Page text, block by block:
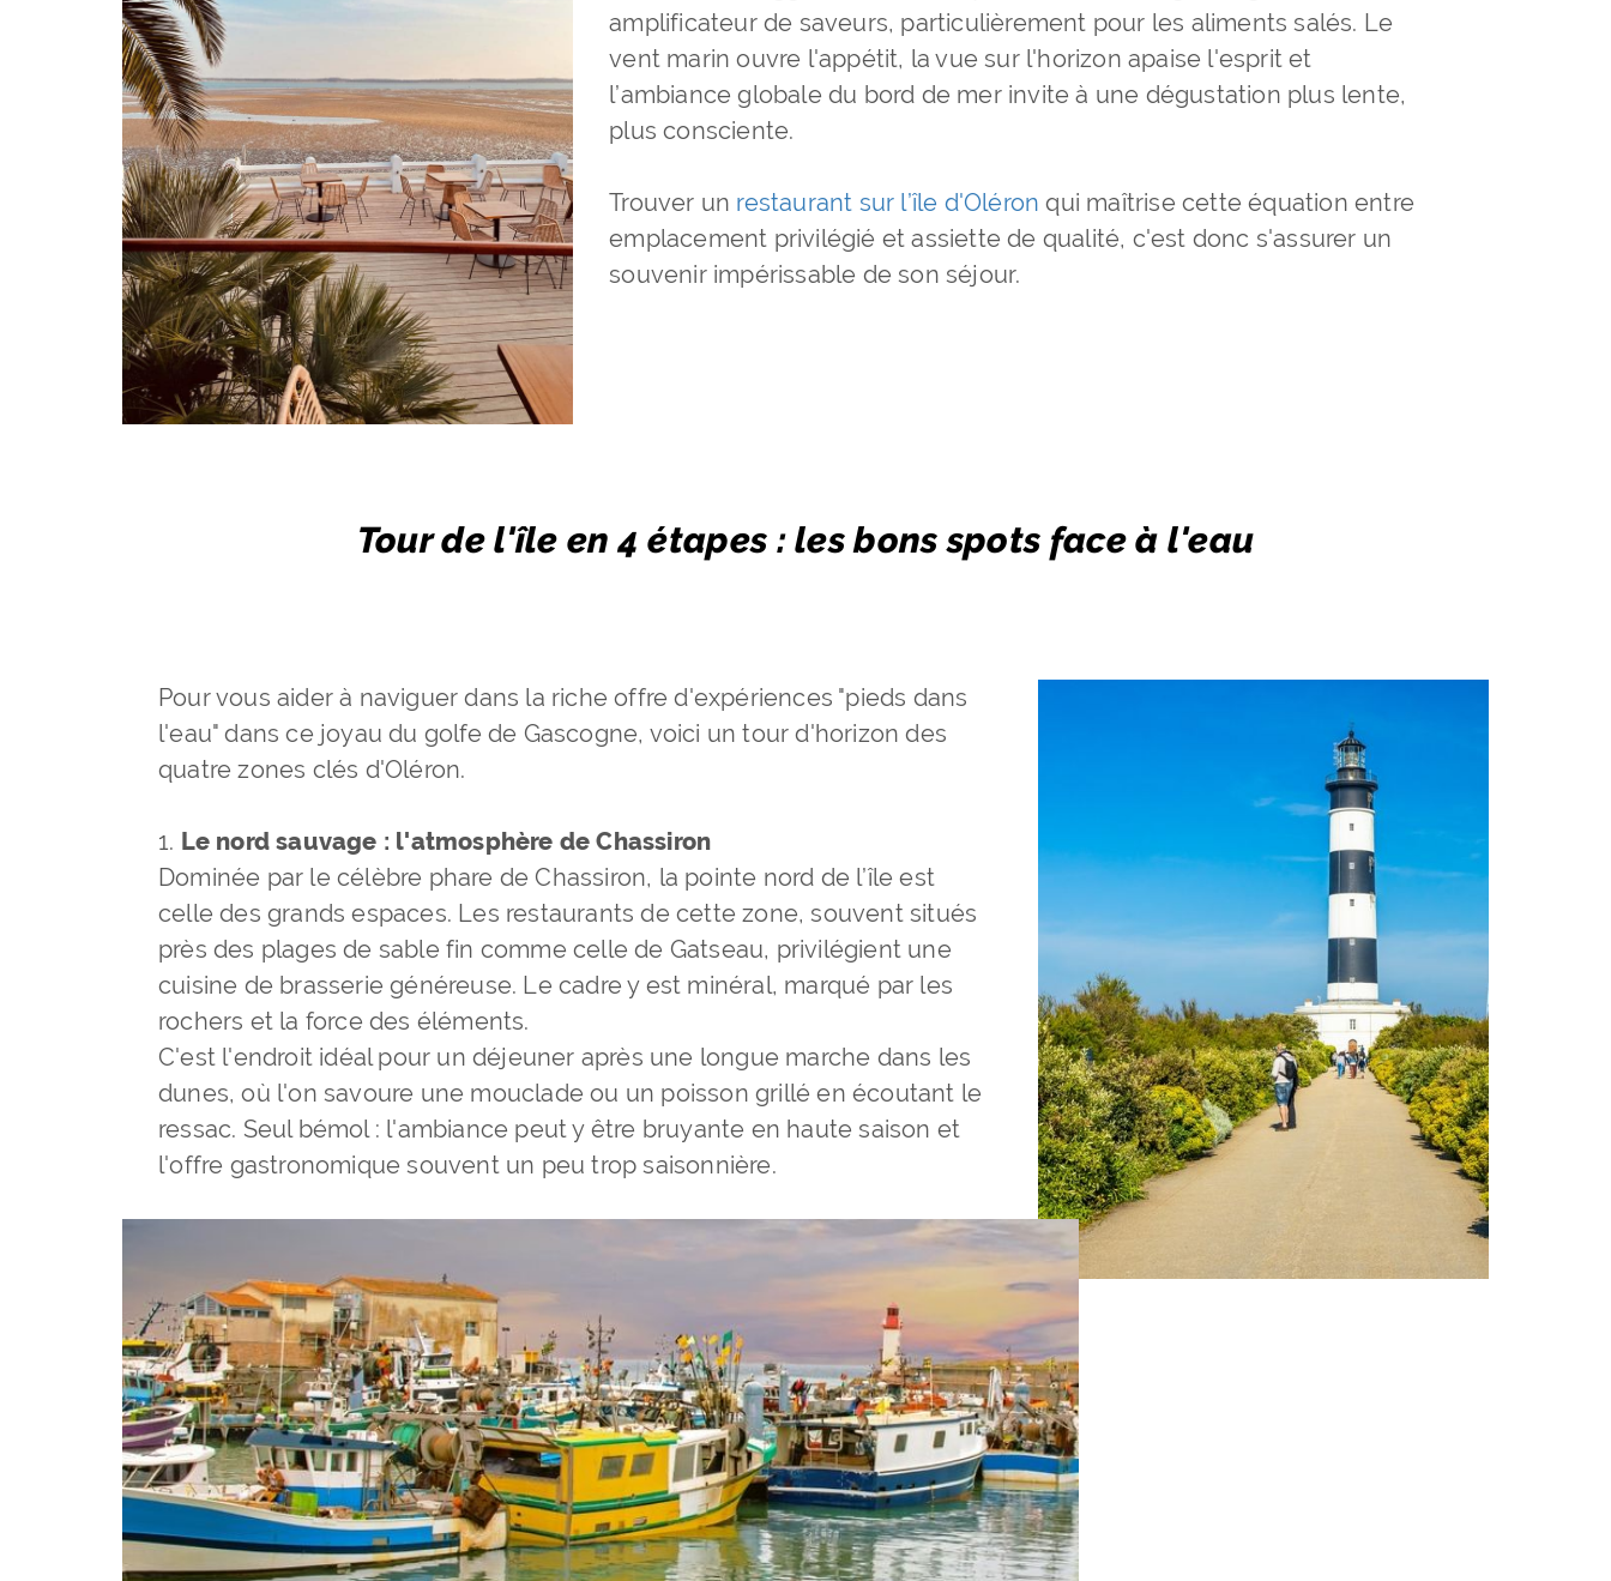
amplificateur de saveurs, particulièrement pour les aliments salés. Le
vent marin ouvre l'appétit, la vue sur l'horizon apaise l'esprit et
l’ambiance globale du bord de mer invite à une dégustation plus lente,
plus consciente.
Trouver un restaurant sur l’île d'Oléron qui maîtrise cette équation entre
emplacement privilégié et assiette de qualité, c'est donc s'assurer un
souvenir impérissable de son séjour.
Tour de l'île en 4 étapes : les bons spots face à l'eau
Pour vous aider à naviguer dans la riche offre d'expériences "pieds dans
l'eau" dans ce joyau du golfe de Gascogne, voici un tour d'horizon des
quatre zones clés d'Oléron.
1. Le nord sauvage : l'atmosphère de Chassiron
Dominée par le célèbre phare de Chassiron, la pointe nord de l’île est
celle des grands espaces. Les restaurants de cette zone, souvent situés
près des plages de sable fin comme celle de Gatseau, privilégient une
cuisine de brasserie généreuse. Le cadre y est minéral, marqué par les
rochers et la force des éléments.
C'est l'endroit idéal pour un déjeuner après une longue marche dans les
dunes, où l'on savoure une mouclade ou un poisson grillé en écoutant le
ressac. Seul bémol : l'ambiance peut y être bruyante en haute saison et
l'offre gastronomique souvent un peu trop saisonnière.